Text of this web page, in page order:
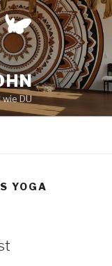
DU
YOGA